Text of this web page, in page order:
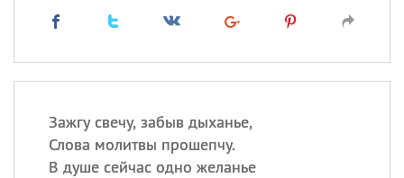
Зажгу свечу, забыв дыханье,
Слова молитвы прошепчу.
В душе сейчас одно желанье